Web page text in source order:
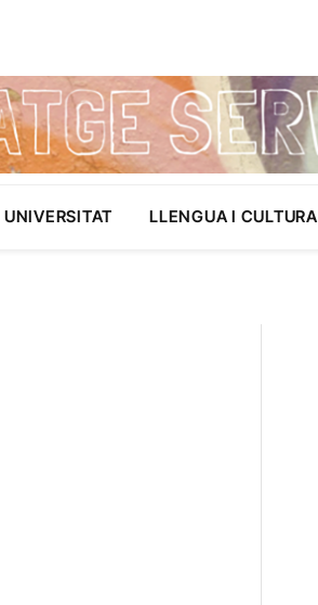
UNIVERSITAT LLENGUA I CULTURA